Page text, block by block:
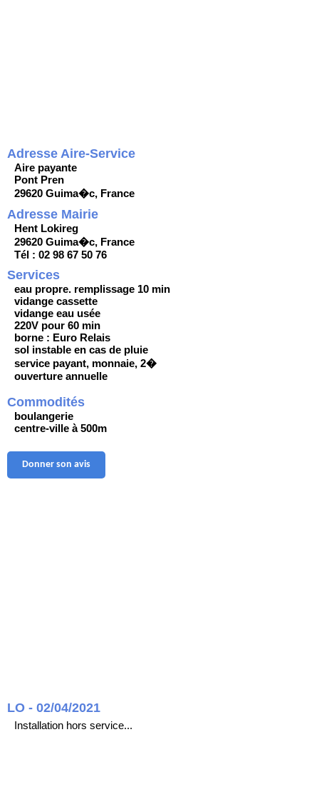
Adresse Aire-Service
Aire payante
Pont Pren
29620 Guima�c, France
Adresse Mairie
Hent Lokireg
29620 Guima�c, France
Tél : 02 98 67 50 76
Services
eau propre. remplissage 10 min
vidange cassette
vidange eau usée
220V pour 60 min
borne : Euro Relais
sol instable en cas de pluie
service payant, monnaie, 2�
ouverture annuelle
Commodités
boulangerie
centre-ville à 500m
Donner son avis
LO - 02/04/2021
Installation hors service...